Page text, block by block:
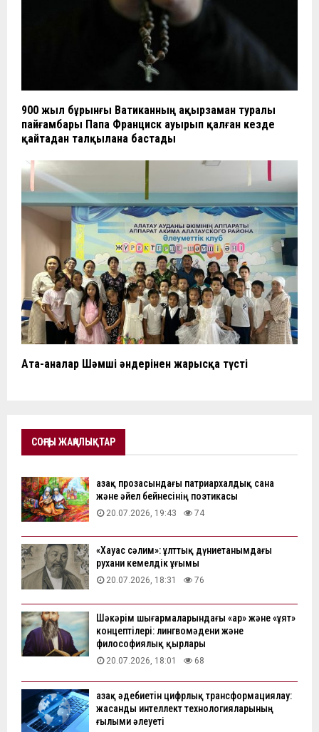
900 жыл бұрынғы Ватиканның ақырзаман туралы
пайғамбары Папа Франциск ауырып қалған кезде
қайтадан талқылана бастады
Ата-аналар Шәмші әндерінен жарысқа түсті
СОҢҒЫ ЖАҢАЛЫҚТАР
Қазақ прозасындағы патриархалдық сана
және әйел бейнесінің поэтикасы
20.07.2026, 19:43 74
«Хауас сәлим»: ұлттық дүниетанымдағы
рухани кемелдік ұғымы
20.07.2026, 18:31 76
Шәкәрім шығармаларындағы «ар» және «ұят»
концептілері: лингвомәдени және
философиялық қырлары
20.07.2026, 18:01 68
Қазақ әдебиетін цифрлық трансформациялау:
жасанды интеллект технологияларының
ғылыми әлеуеті